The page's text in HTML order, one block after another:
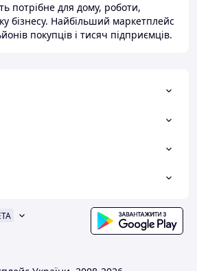
потрібне для дому, роботи,
бізнесу. Найбільший маркетплейс
покупців і тисяч підприємців.